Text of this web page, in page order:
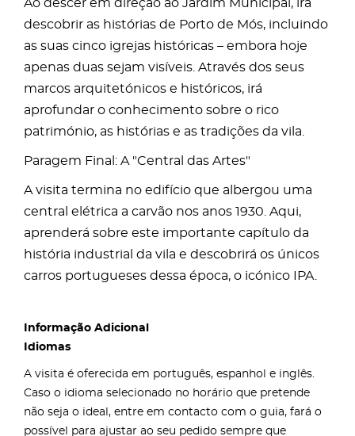
Ao descer em direção ao Jardim Municipal, irá
descobrir as histórias de Porto de Mós, incluindo
as suas cinco igrejas históricas – embora hoje
apenas duas sejam visíveis. Através dos seus
marcos arquitetónicos e históricos, irá
aprofundar o conhecimento sobre o rico
património, as histórias e as tradições da vila.
Paragem Final: A "Central das Artes"
A visita termina no edifício que albergou uma
central elétrica a carvão nos anos 1930. Aqui,
aprenderá sobre este importante capítulo da
história industrial da vila e descobrirá os únicos
carros portugueses dessa época, o icónico IPA.
Informação Adicional
Idiomas
A visita é oferecida em português, espanhol e inglês.
Caso o idioma selecionado no horário que pretende
não seja o ideal, entre em contacto com o guia, fará o
possível para ajustar ao seu pedido sempre que